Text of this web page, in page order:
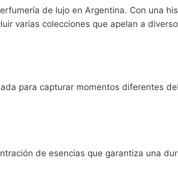
de lujo en Argentina. Con una
varias colecciones que apelan a
para capturar momentos diferentes
de esencias que garantiza una